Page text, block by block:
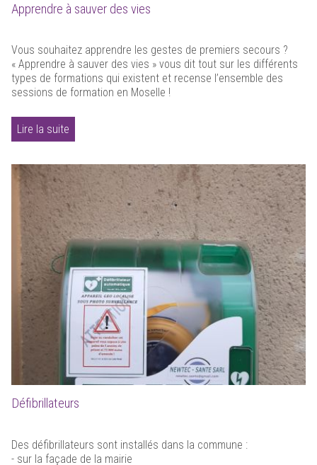
Apprendre à sauver des vies
Vous souhaitez apprendre les gestes de premiers secours ?
« Apprendre à sauver des vies » vous dit tout sur les différents
types de formations qui existent et recense l’ensemble des
sessions de formation en Moselle !
Lire la suite
Défibrillateurs
Des défibrillateurs sont installés dans la commune :
- sur la façade de la mairie